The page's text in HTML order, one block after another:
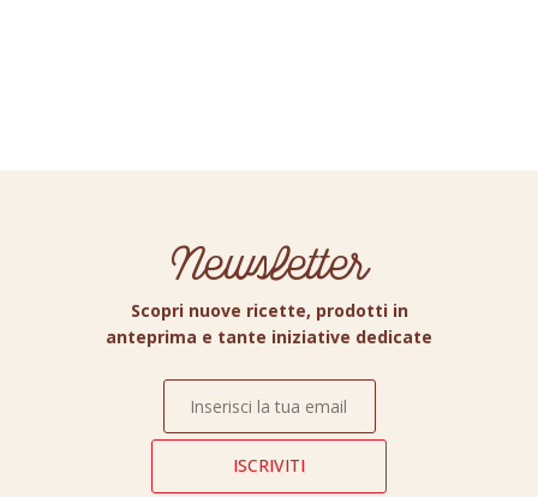
Newsletter
Scopri nuove ricette, prodotti in
anteprima e tante iniziative dedicate